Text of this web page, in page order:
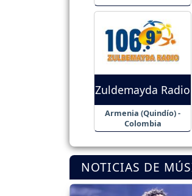
Zuldemayda Radio
Armenia (Quindío) -
Colombia
NOTICIAS DE